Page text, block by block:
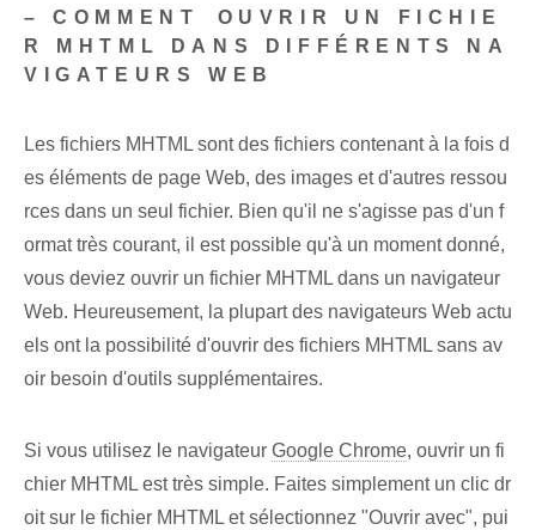
– COMMENT⁢ OUVRIR UN FICHIE
R MHTML DANS DIFFÉRENTS NA
VIGATEURS WEB
Les fichiers MHTML sont des fichiers contenant à la fois d
es éléments de page Web, des images et d'autres ressou
rces dans un seul fichier. Bien qu'il ne s'agisse pas d'un f
ormat très courant, il est possible qu'à un moment donné,
vous deviez ouvrir un fichier MHTML dans un navigateur
Web. Heureusement, la plupart des navigateurs Web actu
els ont la possibilité d'ouvrir des fichiers MHTML sans av
oir besoin d'outils supplémentaires.
Si vous utilisez le⁤ navigateur Google Chrome, ouvrir un fi
chier MHTML est très simple. Faites simplement un clic dr
oit sur le fichier MHTML et sélectionnez "Ouvrir avec", pui